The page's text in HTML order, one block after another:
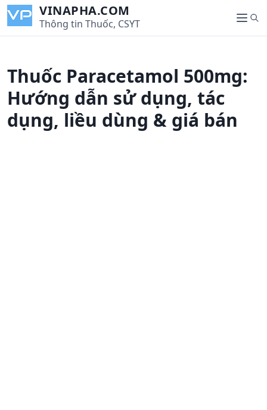
i
VINAPHA.COM
Thông tin Thuốc, CSYT
M
e
S
e
Thuốc Paracetamol 500mg:
Hướng dẫn sử dụng, tác
dụng, liều dùng & giá bán